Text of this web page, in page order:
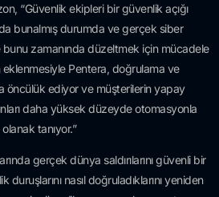
“Güvenlik ekipleri bir güvenlik açığı
bunalmış durumda ve gerçek siber
zamanında düzeltmek için mücadele
eklenmesiyle Pentera, doğrulama ve
öncülük ediyor ve müşterilerin yapay
daha yüksek düzeyde otomasyonla
tanıyor.”
gerçek dünya saldırılarını güvenli bir
nasıl doğruladıklarını yeniden